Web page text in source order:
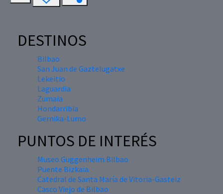
DESTINOS
Bilbao
San Juan de Gaztelugatxe
Lekeitio
Laguardia
Zumaia
Hondarribia
Gernika-Lumo
PUNTOS DE INTERÉS
Museo Guggenheim Bilbao
Puente Bizkaia
Catedral de Santa María de Vitoria-Gasteiz
Casco Viejo de Bilbao